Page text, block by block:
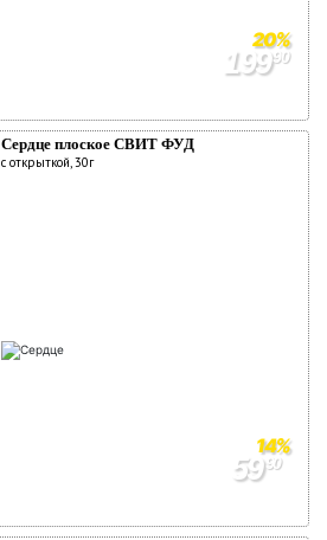
20%
19990
Сердце плоское СВИТ ФУД
с открыткой, 30г
14%
5990